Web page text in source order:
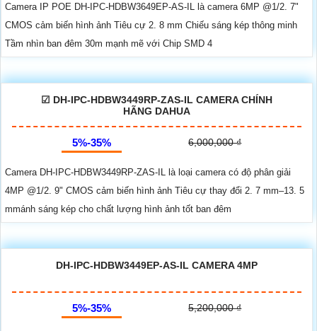
Camera IP POE DH-IPC-HDBW3649EP-AS-IL là camera 6MP @1/2. 7"
CMOS cảm biến hình ảnh Tiêu cự 2. 8 mm Chiếu sáng kép thông minh
Tầm nhìn ban đêm 30m mạnh mẽ với Chip SMD 4
☑ DH-IPC-HDBW3449RP-ZAS-IL CAMERA CHÍNH
HÃNG DAHUA
5%-35% 6,000,000 ₫
Camera DH-IPC-HDBW3449RP-ZAS-IL là loại camera có độ phân giải
4MP @1/2. 9" CMOS cảm biến hình ảnh Tiêu cự thay đổi 2. 7 mm–13. 5
mmánh sáng kép cho chất lượng hình ảnh tốt ban đêm
DH-IPC-HDBW3449EP-AS-IL CAMERA 4MP
5%-35% 5,200,000 ₫